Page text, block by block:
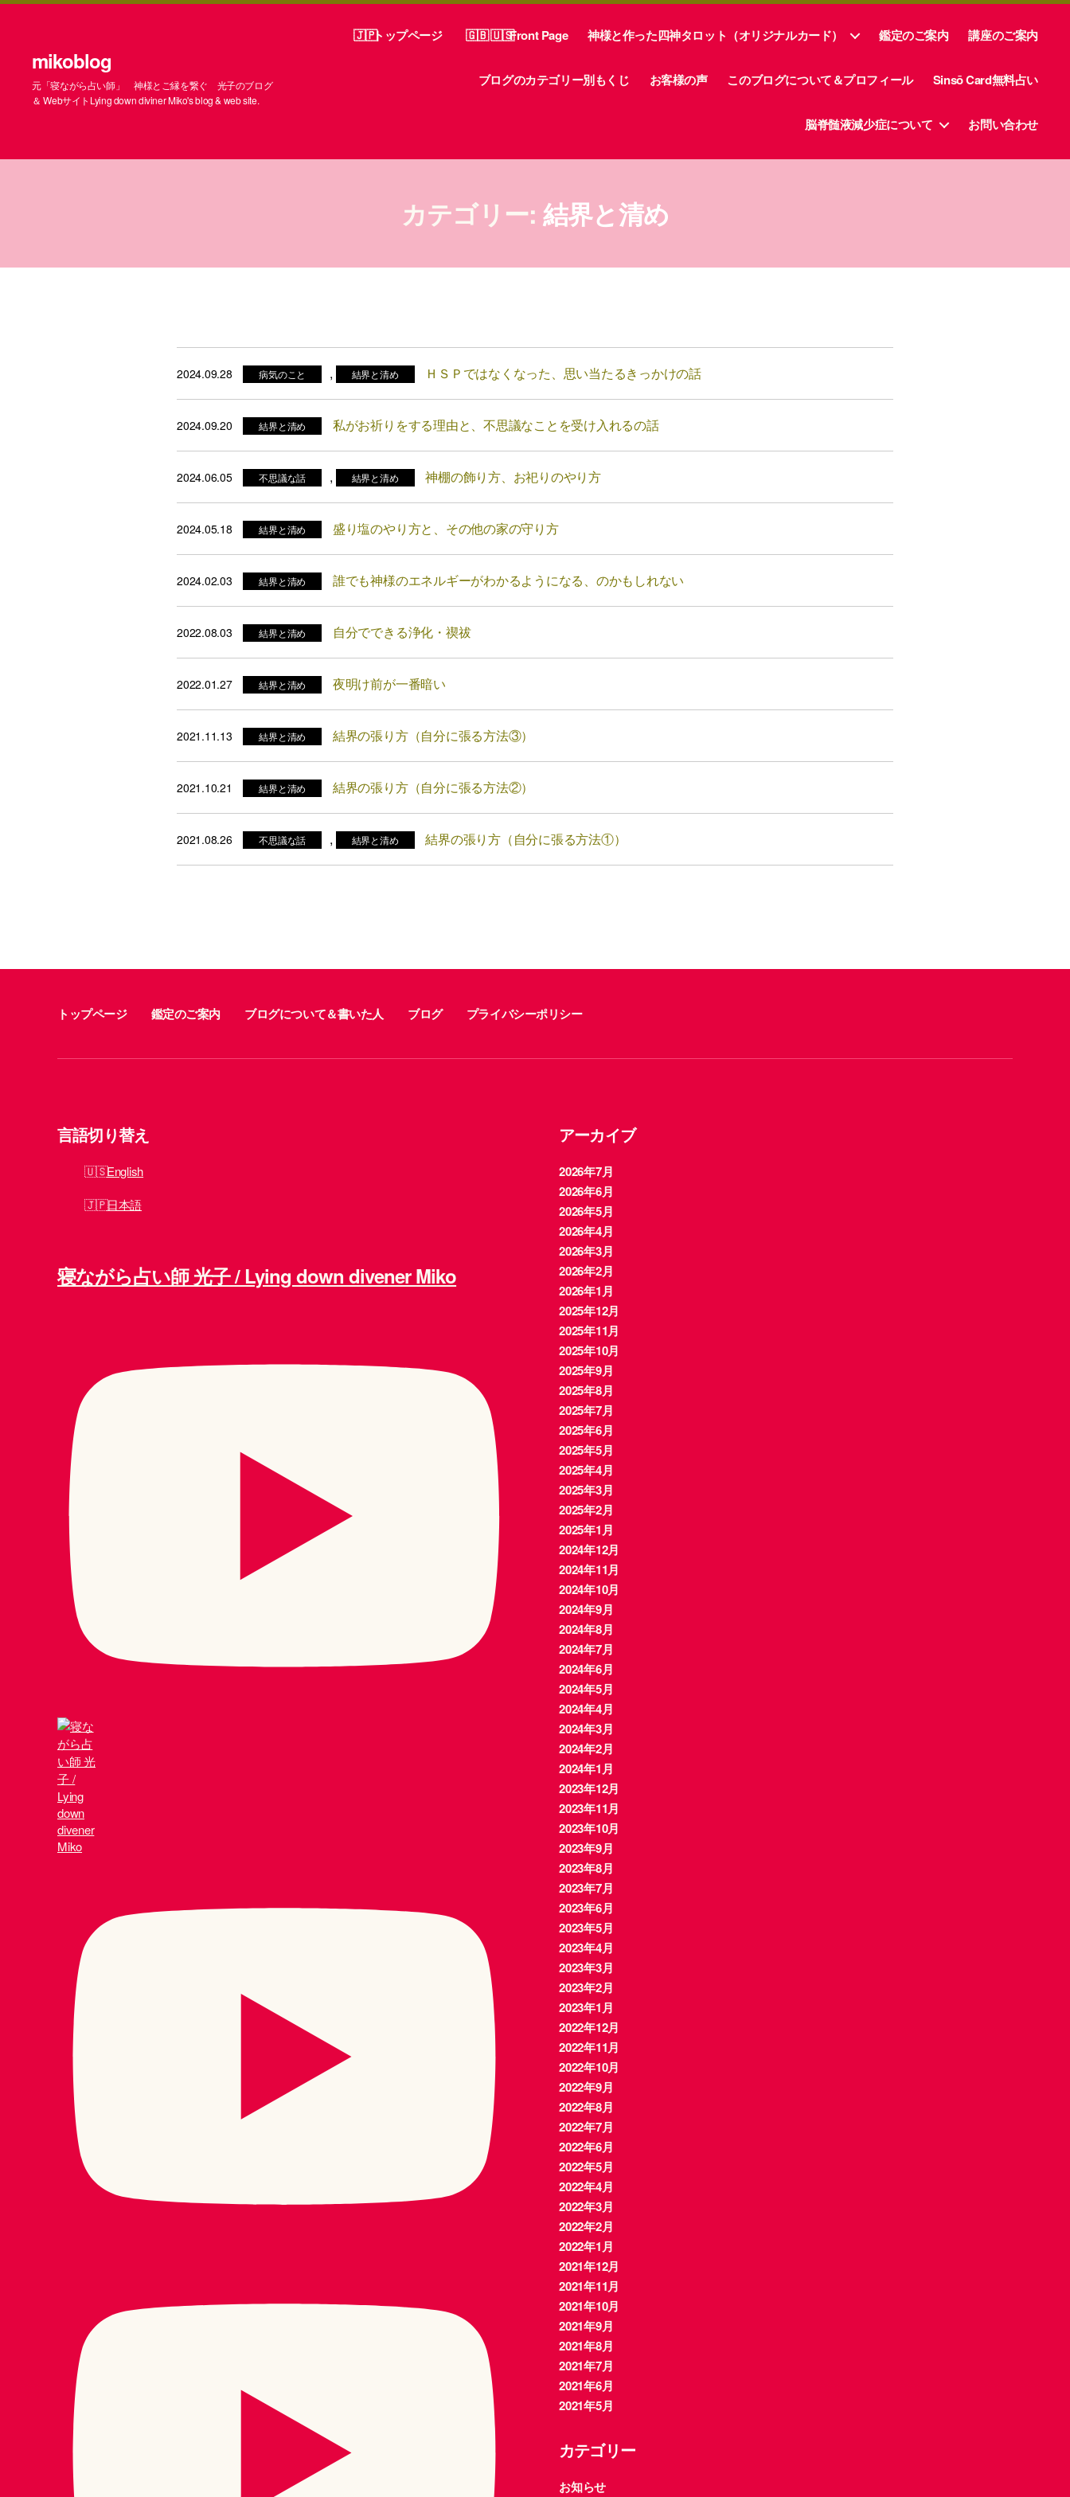
mikoblog
元「寝ながら占い師」 神様とご縁を繋ぐ 光子のブログ
＆ WebサイトLying down diviner Miko's blog & web site.
トップページ Front Page 神様と作った四神タロット（オリジナルカード） 鑑定のご案内 講座のご案内
ブログのカテゴリー別もくじ お客様の声 このブログについて＆プロフィール Sinsō Card無料占い
脳脊髄液減少症について お問い合わせ
カテゴリー: 結界と清め
2024.09.28 病気のこと , 結界と清め ＨＳＰではなくなった、思い当たるきっかけの話
2024.09.20 結界と清め 私がお祈りをする理由と、不思議なことを受け入れるの話
2024.06.05 不思議な話 , 結界と清め 神棚の飾り方、お祀りのやり方
2024.05.18 結界と清め 盛り塩のやり方と、その他の家の守り方
2024.02.03 結界と清め 誰でも神様のエネルギーがわかるようになる、のかもしれない
2022.08.03 結界と清め 自分でできる浄化・禊祓
2022.01.27 結界と清め 夜明け前が一番暗い
2021.11.13 結界と清め 結界の張り方（自分に張る方法③）
2021.10.21 結界と清め 結界の張り方（自分に張る方法②）
2021.08.26 不思議な話 , 結界と清め 結界の張り方（自分に張る方法①）
トップページ 鑑定のご案内 ブログについて＆書いた人 ブログ プライバシーポリシー
言語切り替え
English
日本語
寝ながら占い師 光子 / Lying down divener Miko
アーカイブ
2026年7月
2026年6月
2026年5月
2026年4月
2026年3月
2026年2月
2026年1月
2025年12月
2025年11月
2025年10月
2025年9月
2025年8月
2025年7月
2025年6月
2025年5月
2025年4月
2025年3月
2025年2月
2025年1月
2024年12月
2024年11月
2024年10月
2024年9月
2024年8月
2024年7月
2024年6月
2024年5月
2024年4月
2024年3月
2024年2月
2024年1月
2023年12月
2023年11月
2023年10月
2023年9月
2023年8月
2023年7月
2023年6月
2023年5月
2023年4月
2023年3月
2023年2月
2023年1月
2022年12月
2022年11月
2022年10月
2022年9月
2022年8月
2022年7月
2022年6月
2022年5月
2022年4月
2022年3月
2022年2月
2022年1月
2021年12月
2021年11月
2021年10月
2021年9月
2021年8月
2021年7月
2021年6月
2021年5月
カテゴリー
お知らせ